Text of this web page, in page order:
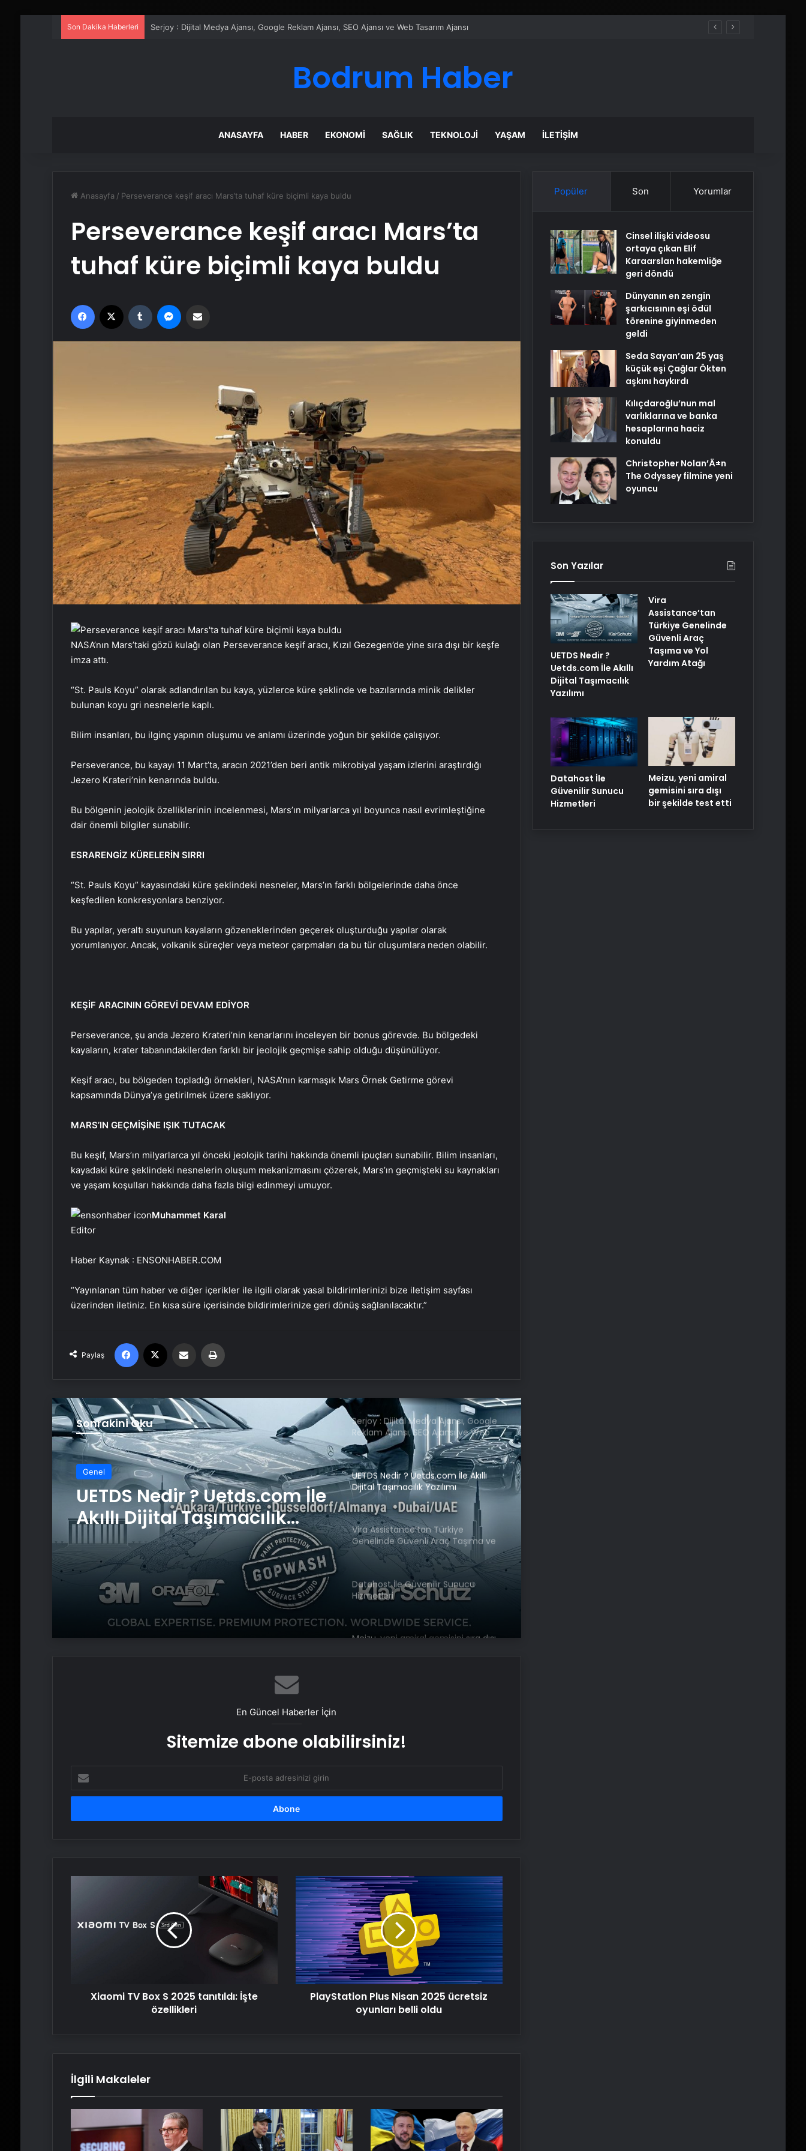
Son Dakika Haberleri UETDS Nedir ? Uetds.com İle Akıllı Dijital Taşımacılık Yazılımı
Bodrum Haber
ANASAYFA HABER EKONOMI SAĞLIK TEKNOLOJI YAŞAM İLETIŞIM
Anasayfa / Perseverance keşif aracı Mars’ta tuhaf küre biçimli kaya buldu
Perseverance keşif aracı Mars’ta
tuhaf küre biçimli kaya buldu
Facebook Tumblr
NASA’nın Mars’taki gözü kulağı olan Perseverance keşif aracı, Kızıl Gezegen’de yine sıra dışı bir keşfe
imza attı.
“St. Pauls Koyu” olarak adlandırılan bu kaya, yüzlerce küre şeklinde ve bazılarında minik delikler
bulunan koyu gri nesnelerle kaplı.
Bilim insanları, bu ilginç yapının oluşumu ve anlamı üzerinde yoğun bir şekilde çalışıyor.
Perseverance, bu kayayı 11 Mart’ta, aracın 2021’den beri antik mikrobiyal yaşam izlerini araştırdığı
Jezero Krateri’nin kenarında buldu.
Bu bölgenin jeolojik özelliklerinin incelenmesi, Mars’ın milyarlarca yıl boyunca nasıl evrimleştiğine
dair önemli bilgiler sunabilir.
ESRARENGİZ KÜRELERİN SIRRI
“St. Pauls Koyu” kayasındaki küre şeklindeki nesneler, Mars’ın farklı bölgelerinde daha önce
keşfedilen konkresyonlara benziyor.
Bu yapılar, yeraltı suyunun kayaların gözeneklerinden geçerek oluşturduğu yapılar olarak
yorumlanıyor. Ancak, volkanik süreçler veya meteor çarpmaları da bu tür oluşumlara neden olabilir.
KEŞİF ARACININ GÖREVİ DEVAM EDİYOR
Perseverance, şu anda Jezero Krateri’nin kenarlarını inceleyen bir bonus görevde. Bu bölgedeki
kayaların, krater tabanındakilerden farklı bir jeolojik geçmişe sahip olduğu düşünülüyor.
Keşif aracı, bu bölgeden topladığı örnekleri, NASA’nın karmaşık Mars Örnek Getirme görevi
kapsamında Dünya’ya getirilmek üzere saklıyor.
MARS’IN GEÇMİŞİNE IŞIK TUTACAK
Bu keşif, Mars’ın milyarlarca yıl önceki jeolojik tarihi hakkında önemli ipuçları sunabilir. Bilim insanları,
kayadaki küre şeklindeki nesnelerin oluşum mekanizmasını çözerek, Mars’ın geçmişteki su kaynakları
ve yaşam koşulları hakkında daha fazla bilgi edinmeyi umuyor.
Muhammet Karal
Editor
Haber Kaynak : ENSONHABER.COM
“Yayınlanan tüm haber ve diğer içerikler ile ilgili olarak yasal bildirimlerinizi bize iletişim sayfası
üzerinden iletiniz. En kısa süre içerisinde bildirimlerinize geri dönüş sağlanılacaktır.”
Paylaş
Facebook Email'den paylaş
Sonrakini Oku
Genel
UETDS Nedir ? Uetds.com İle
Akıllı Dijital Taşımacılık
Yazılımı
Google Android Deprem Uyarı
Sistemi nedir, nasıl kullanılır? Android
Deprem Uyarı Sistemi Açma
BM binasının ilginç sistemi: Nehir
Serjoy : Dijital Medya Ajansı, Google
Reklam Ajansı, SEO Ajansı ve Web
Tasarım Ajansı
UETDS Nedir ? Uetds.com İle Akıllı
Dijital Taşımacılık Yazılımı
Vira Assistance’tan Türkiye
Genelinde Güvenli Araç Taşıma ve
Yol Yardım Atağı
Datahost İle Güvenilir Sunucu
Hizmetleri
Meizu, yeni amiral gemisini sıra dışı
Ambulans uçak dağlık bölgeye
Dünya’nın sonu için tarih verildi:
“Korktuğumuzdan daha erken”
Serjoy : Dijital Medya Ajansı, Google
Reklam Ajansı, SEO Ajansı ve Web
Tasarım Ajansı
UETDS Nedir ? Uetds.com İle Akıllı
Datahost İle Güvenilir Sunucu
Hizmetleri
En Güncel Haberler İçin
Sitemize abone olabilirsiniz!
posta
adresinizi
Xiaomi TV Box S 2025 tanıtıldı: İşte
özellikleri
PlayStation
Plus
Nisan
2025
ücretsiz
oyunları
belli
oldu
PlayStation Plus Nisan 2025 ücretsiz
oyunları belli oldu
İlgili Makaleler
Popüler Son Yorumlar
Cinsel ilişki videosu
ortaya çıkan Elif
Karaarslan hakemliğe
geri döndü
Dünyanın en zengin
şarkıcısının eşi ödül
törenine giyinmeden
geldi
Seda Sayan’aın 25 yaş
küçük eşi Çağlar Ökten
aşkını haykırdı
Kılıçdaroğlu’nun mal
varlıklarına ve banka
hesaplarına haciz
konuldu
Christopher Nolan’Ä±n
The Odyssey filmine yeni
oyuncu
Son Yazılar
UETDS Nedir ?
Uetds.com İle Akıllı
Dijital Taşımacılık
Yazılımı
Vira
Assistance’tan
Türkiye Genelinde
Güvenli Araç
Taşıma ve Yol
Yardım Atağı
Datahost İle
Güvenilir Sunucu
Hizmetleri
Meizu, yeni amiral
gemisini sıra dışı
bir şekilde test etti